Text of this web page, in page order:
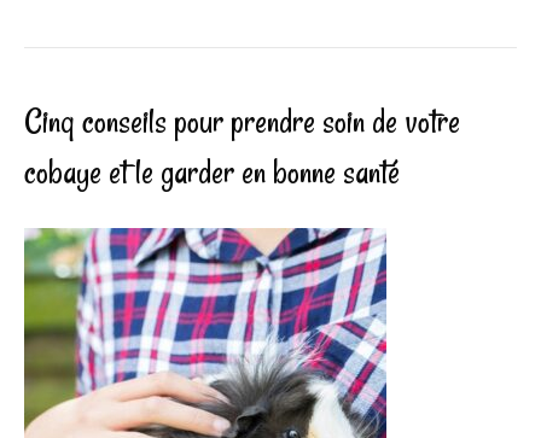
Cinq conseils pour prendre soin de votre
cobaye et le garder en bonne santé